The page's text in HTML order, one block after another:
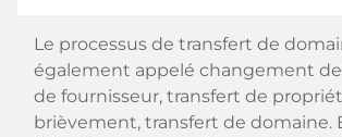
Le processus de transfert de
également appelé changement
de fournisseur, transfert de
brièvement, transfert de domaine.